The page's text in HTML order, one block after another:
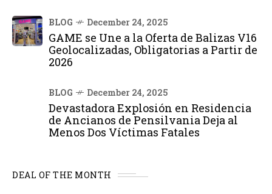
BLOG December 24, 2025
GAME se Une a la Oferta de Balizas V16
Geolocalizadas, Obligatorias a Partir de
2026
BLOG December 24, 2025
Devastadora Explosión en Residencia
de Ancianos de Pensilvania Deja al
Menos Dos Víctimas Fatales
DEAL OF THE MONTH